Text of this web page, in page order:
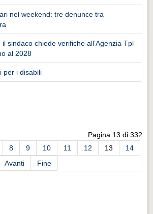
nel weekend: tre denunce tra
sindaco chiede verifiche all’Agenzia Tpl
al 2028
per i disabili
Pagina 13 di 332
8 9 10 11 12 13
14
Avanti Fine